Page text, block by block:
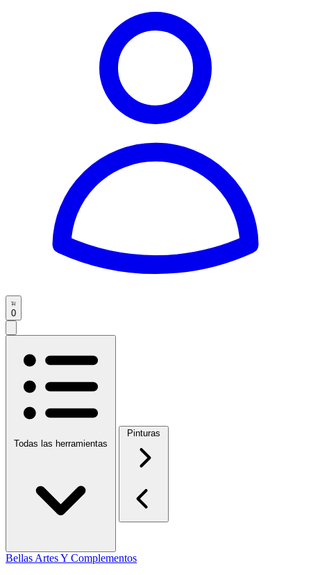
0
Todas las herramientas
Pinturas
Bellas Artes Y Complementos